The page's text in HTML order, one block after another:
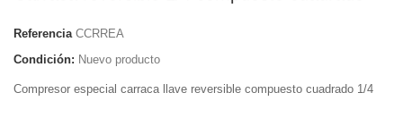
Referencia CCRREA
Condición: Nuevo producto
Compresor especial carraca llave reversible compuesto cuadrado 1/4